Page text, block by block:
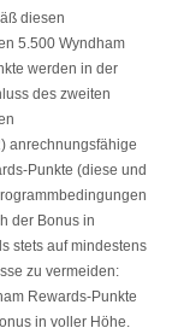
diesen
5.500 Wyndham
werden in der
des zweiten
anrechnungsfähige
Punkte (diese und
der Bonus in
stets auf mindestens
zu vermeiden:
Rewards-Punkte
in voller Höhe.